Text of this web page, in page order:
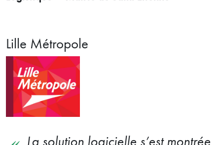
Lille Métropole
La solution logicielle s’est montrée